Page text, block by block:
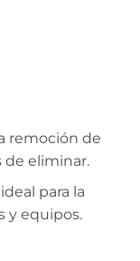
remoción de
eliminar. 
para la
y equipos.